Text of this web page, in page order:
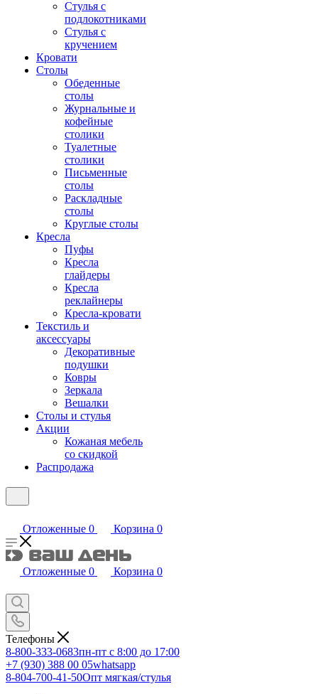
Стулья с
подлокотниками
Стулья с
кручением
Кровати
Столы
Обеденные
столы
Журнальные и
кофейные
столики
Туалетные
столики
Письменные
столы
Раскладные
столы
Круглые столы
Кресла
Пуфы
Кресла
глайдеры
Кресла
реклайнеры
Кресла-кровати
Текстиль и
аксессуары
Декоративные
подушки
Ковры
Зеркала
Вешалки
Столы и стулья
Акции
Кожаная мебель
со скидкой
Распродажа
Отложенные 0 Корзина 0
Отложенные 0 Корзина 0
Телефоны
8-800-333-0683пн-пт с 8:00 до 17:00
+7 (930) 388 00 05whatsapp
8-804-700-41-50Опт мягкая/стулья